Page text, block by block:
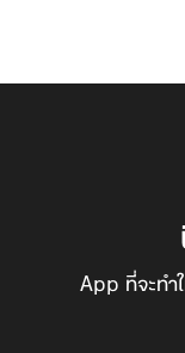
App ที่จะทำ